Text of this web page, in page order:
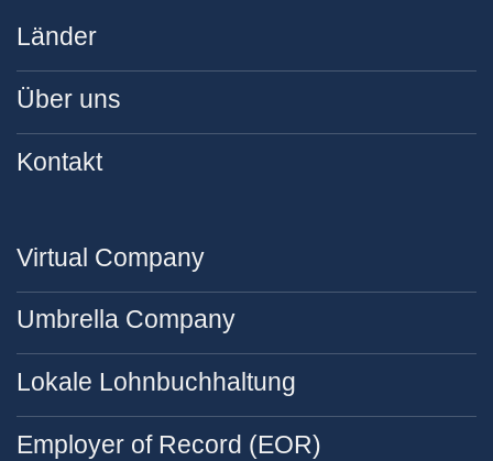
Länder
Über uns
Kontakt
Virtual Company
Umbrella Company
Lokale Lohnbuchhaltung
Employer of Record (EOR)